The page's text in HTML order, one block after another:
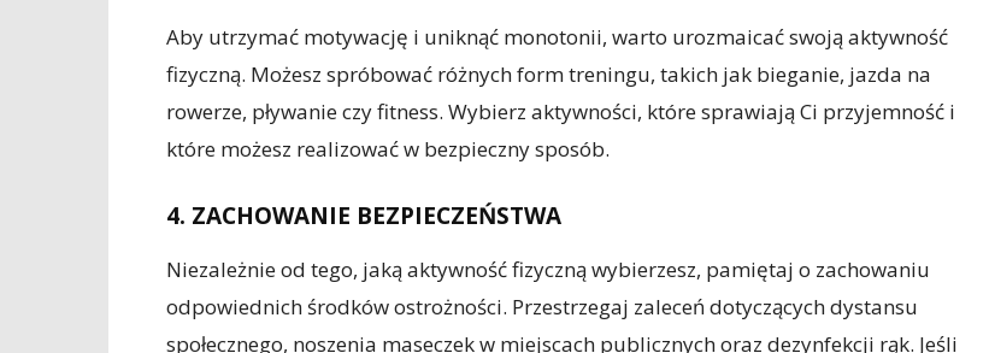
Aby utrzymać motywację i uniknąć monotonii, warto urozmaicać swoją aktywność
fizyczną. Możesz spróbować różnych form treningu, takich jak bieganie, jazda na
rowerze, pływanie czy fitness. Wybierz aktywności, które sprawiają Ci przyjemność i
które możesz realizować w bezpieczny sposób.
4. ZACHOWANIE BEZPIECZEŃSTWA
Niezależnie od tego, jaką aktywność fizyczną wybierzesz, pamiętaj o zachowaniu
odpowiednich środków ostrożności. Przestrzegaj zaleceń dotyczących dystansu
społecznego, noszenia maseczek w miejscach publicznych oraz dezynfekcji rąk. Jeśli